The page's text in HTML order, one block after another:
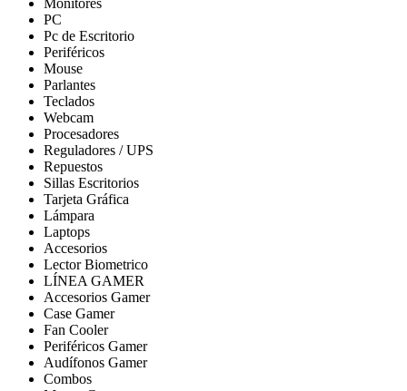
PC
Pc de Escritorio
Periféricos
Mouse
Parlantes
Teclados
Webcam
Procesadores
Reguladores / UPS
Repuestos
Sillas Escritorios
Tarjeta Gráfica
Lámpara
Laptops
Accesorios
Lector Biometrico
LÍNEA GAMER
Accesorios Gamer
Case Gamer
Fan Cooler
Periféricos Gamer
Audífonos Gamer
Combos